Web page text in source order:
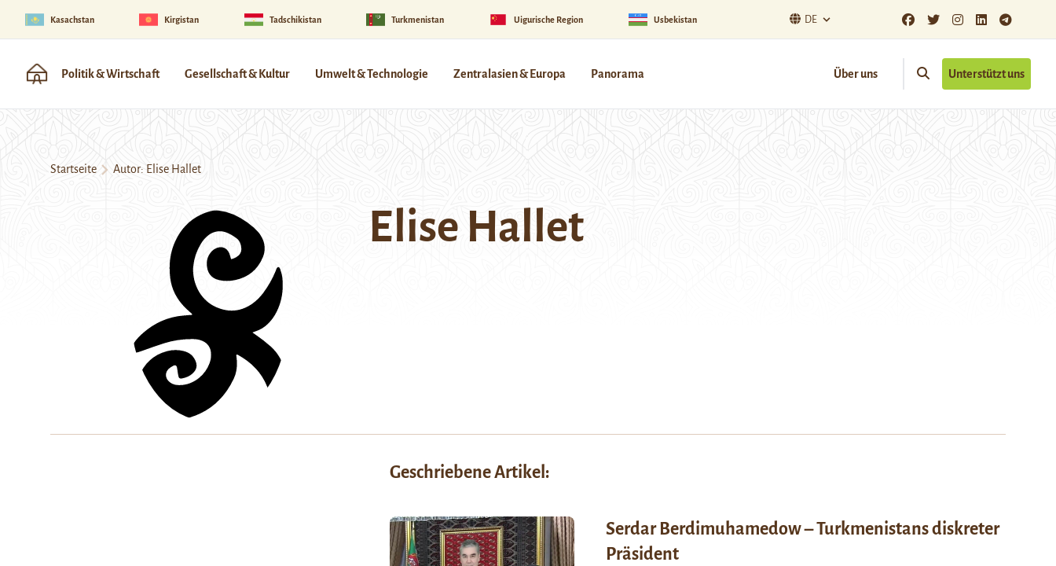
Kasachstan Kirgistan Tadschikistan Turkmenistan Uigurische Region Usbekistan DE
Politik & Wirtschaft Gesellschaft & Kultur Umwelt & Technologie Zentralasien & Europa Panorama Über uns Unterstützt uns
Startseite Autor: Elise Hallet
Elise Hallet
Geschriebene Artikel:
Serdar Berdimuhamedow – Turkmenistans diskreter
Präsident